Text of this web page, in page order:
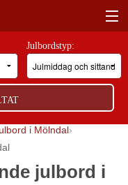
Julbordstyp:
i Mölndal
julbord i